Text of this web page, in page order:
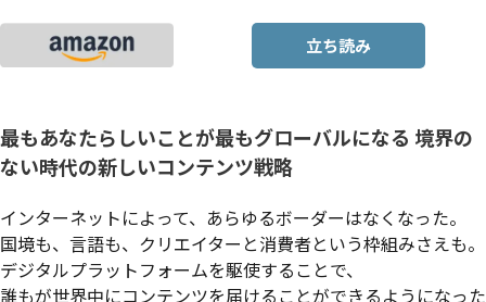
立ち読み
最もあなたらしいことが最もグローバルになる 境界の
ない時代の新しいコンテンツ戦略
インターネットによって、あらゆるボーダーはなくなった。
国境も、言語も、クリエイターと消費者という枠組みさえも。
デジタルプラットフォームを駆使することで、
誰もが世界中にコンテンツを届けることができるようになった